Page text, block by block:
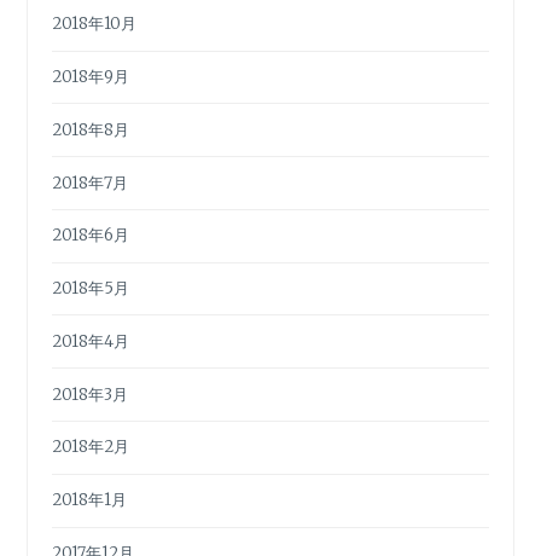
2018年10月
2018年9月
2018年8月
2018年7月
2018年6月
2018年5月
2018年4月
2018年3月
2018年2月
2018年1月